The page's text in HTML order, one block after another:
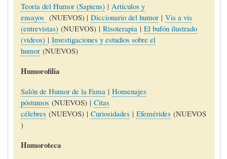
Teoría del Humor (Sapiens)| Artículos y
ensayos (NUEVOS) | Diccionario del humor| Vis a vis
(entrevistas)(NUEVOS) | Risoterapia | El bufón ilustrado
(videos) | Investigaciones y estudios sobre el
humor(NUEVOS)
Humorofilia
Salón de Humor de la Fama | Homenajes
póstumos(NUEVOS) | Citas
célebres(NUEVOS) | Curiosidades| Efemérides(NUEVOS
)
Humoroteca